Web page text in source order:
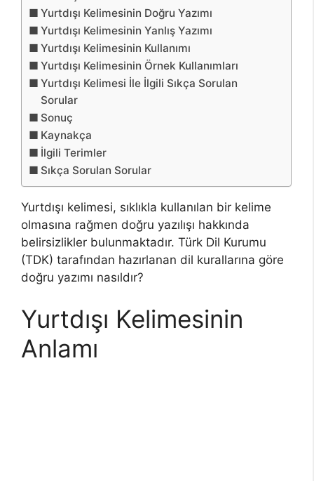
Yurtdışı Kelimesinin Doğru Yazımı
Yurtdışı Kelimesinin Yanlış Yazımı
Yurtdışı Kelimesinin Kullanımı
Yurtdışı Kelimesinin Örnek Kullanımları
Yurtdışı Kelimesi İle İlgili Sıkça Sorulan
Sorular
Sonuç
Kaynakça
İlgili Terimler
Sıkça Sorulan Sorular
Yurtdışı kelimesi, sıklıkla kullanılan bir kelime
olmasına rağmen doğru yazılışı hakkında
belirsizlikler bulunmaktadır. Türk Dil Kurumu
(TDK) tarafından hazırlanan dil kurallarına göre
doğru yazımı nasıldır?
Yurtdışı Kelimesinin
Anlamı